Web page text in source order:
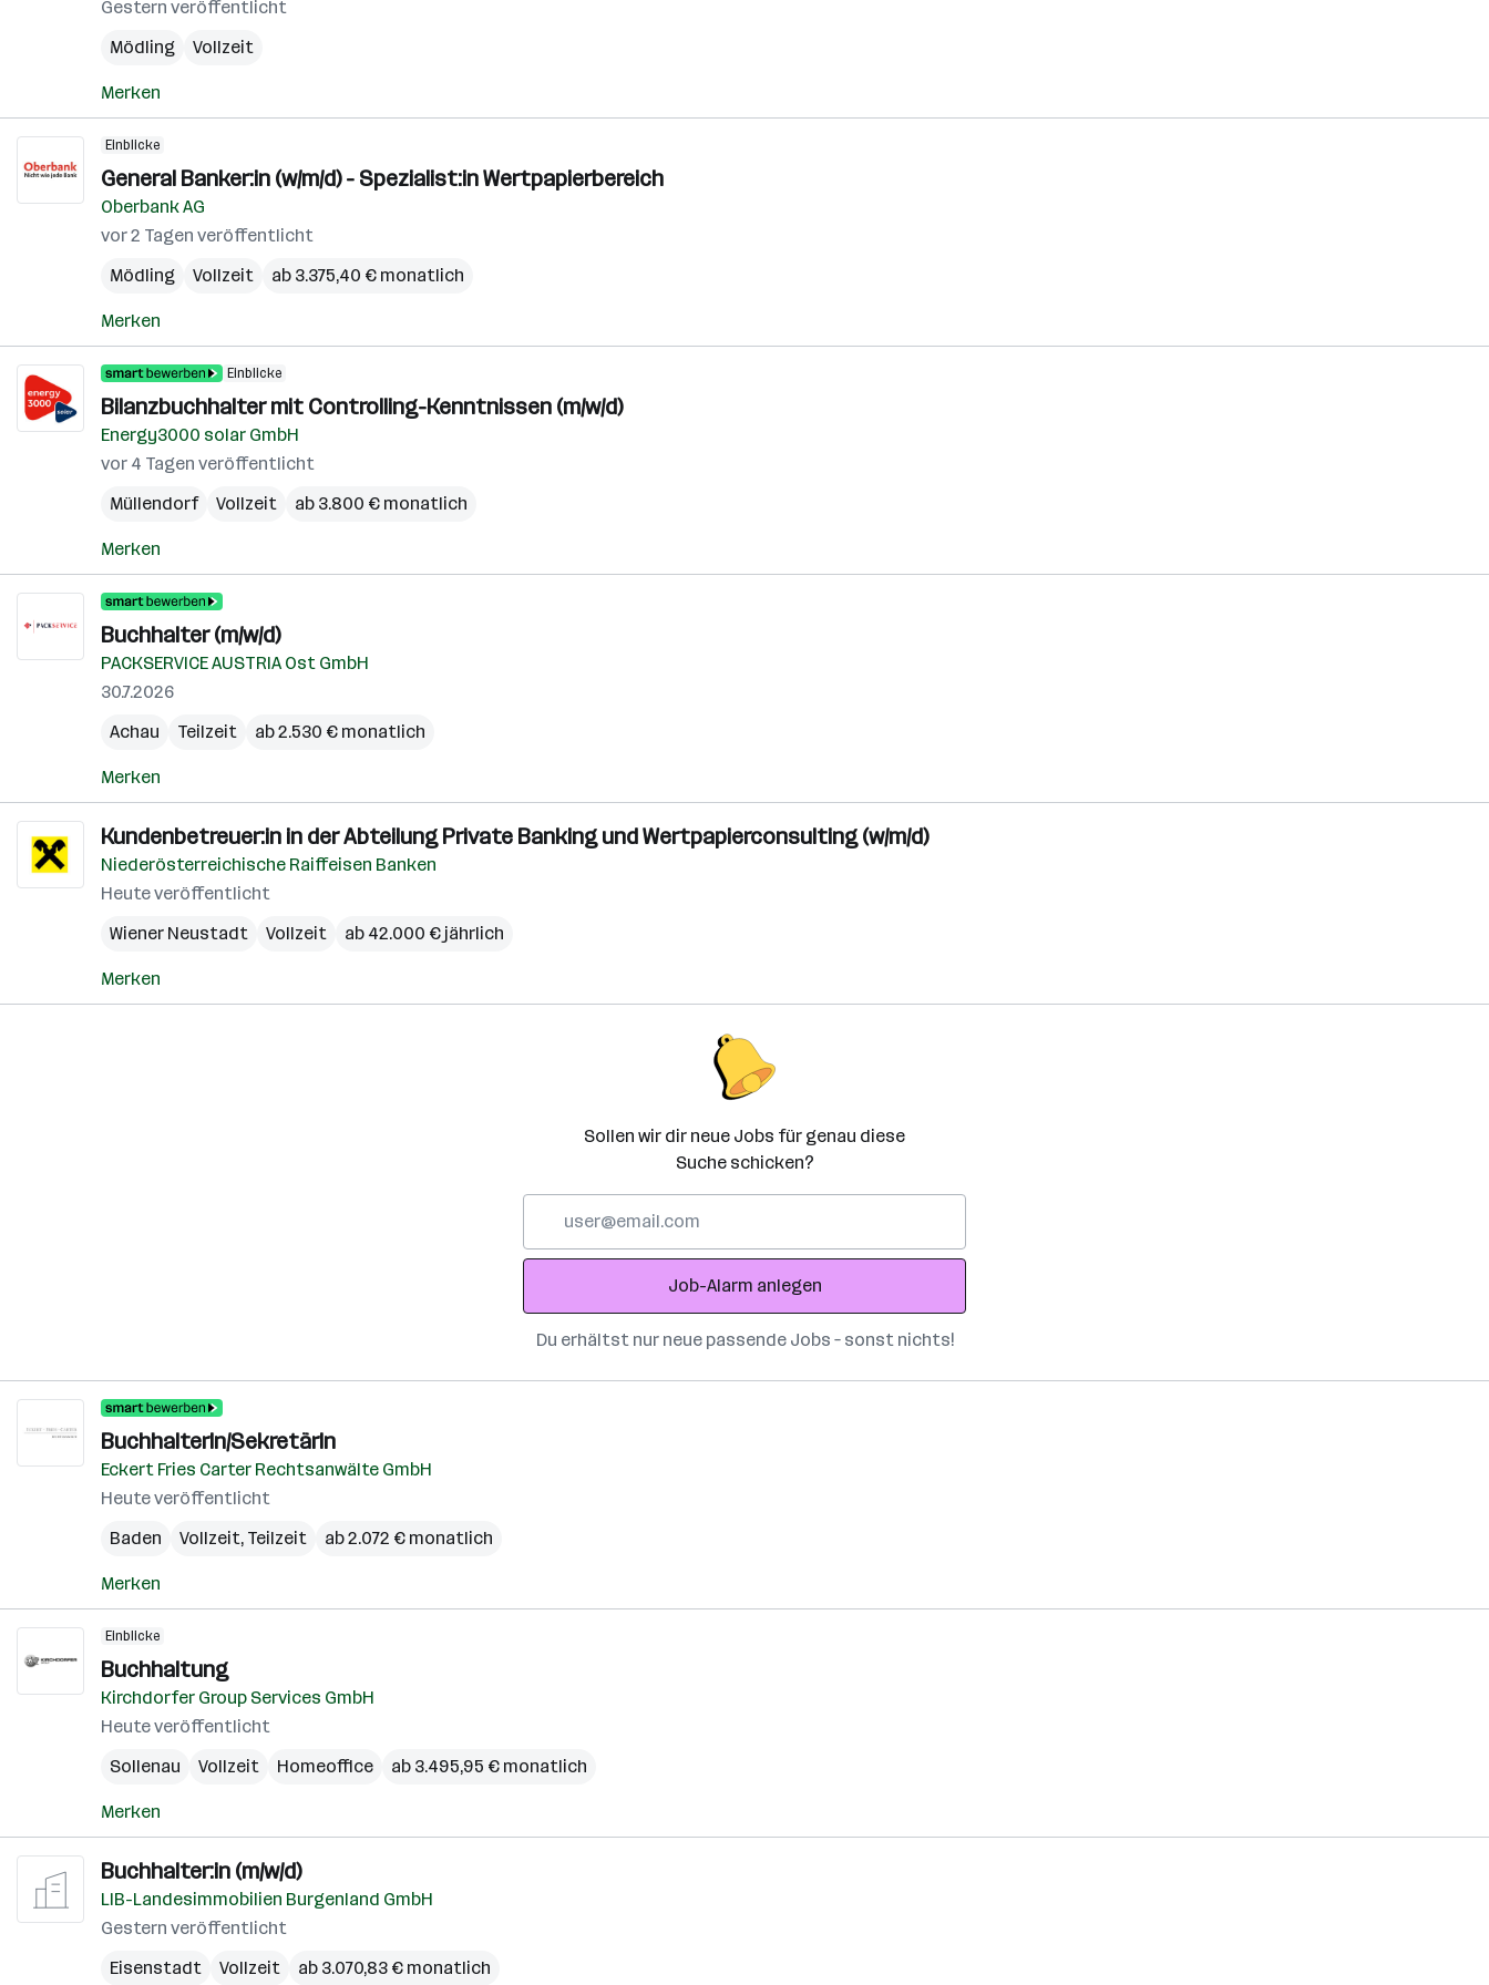
Gestern veröffentlicht
Mödling
Vollzeit
Merken
Einblicke
General Banker:in (w/m/d) - Spezialist:in Wertpapierbereich
Oberbank AG
vor 2 Tagen veröffentlicht
Mödling
Vollzeit ab 3.375,40 € monatlich
Merken
Einblicke
Bilanzbuchhalter mit Controlling-Kenntnissen (m/w/d)
Energy3000 solar GmbH
vor 4 Tagen veröffentlicht
Müllendorf
Vollzeit ab 3.800 € monatlich
Merken
Buchhalter (m/w/d)
PACKSERVICE AUSTRIA Ost GmbH
30.7.2026
Achau
Teilzeit ab 2.530 € monatlich
Merken
Kundenbetreuer:in in der Abteilung Private Banking und Wertpapierconsulting (w/m/d)
Niederösterreichische Raiffeisen Banken
Heute veröffentlicht
Wiener Neustadt
Vollzeit ab 42.000 € jährlich
Merken
Sollen wir dir neue Jobs für genau diese
Suche schicken?
Adresse
Job-Alarm anlegen
Du erhältst nur neue passende Jobs – sonst nichts!
BuchhalterIn/SekretärIn
Eckert Fries Carter Rechtsanwälte GmbH
Heute veröffentlicht
Baden
Vollzeit, Teilzeit ab 2.072 € monatlich
Merken
Einblicke
Buchhaltung
Kirchdorfer Group Services GmbH
Heute veröffentlicht
Sollenau
Vollzeit Homeoffice ab 3.495,95 € monatlich
Merken
Buchhalter:in (m/w/d)
LIB-Landesimmobilien Burgenland GmbH
Gestern veröffentlicht
Eisenstadt
Vollzeit ab 3.070,83 € monatlich